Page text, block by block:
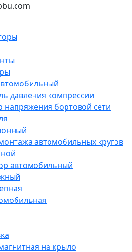
давления компрессии
напряжения бортовой сети
автомобильных кругов
автомобильный
на крыло